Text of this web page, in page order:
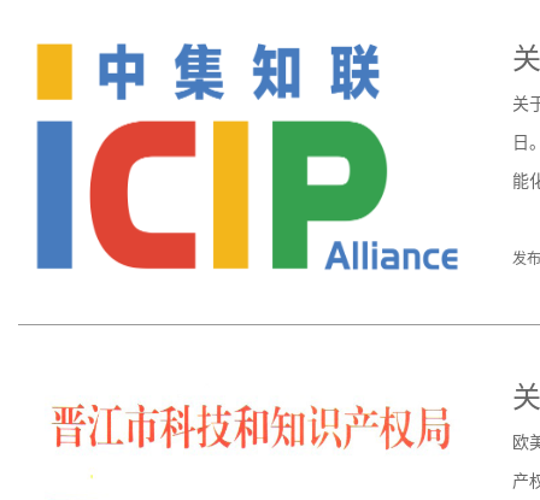
关
日
能
发
欧
产